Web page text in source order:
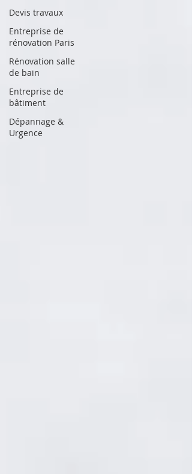
Devis travaux
Entreprise de
rénovation Paris
Rénovation salle
de bain
Entreprise de
bâtiment
Dépannage &
Urgence